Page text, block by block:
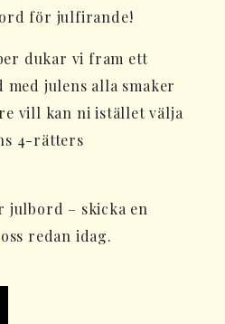
för julfirande!
dukar vi fram ett
julens alla smaker
vill kan ni istället välja
4-rätters
julbord – skicka en
redan idag.